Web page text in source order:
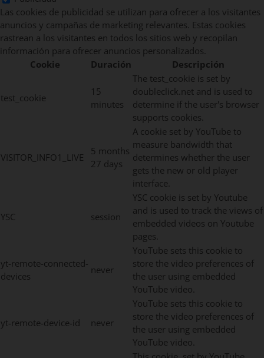
Las cookies de publicidad se utilizan para ofrecer a los visitantes
anuncios y campañas de marketing relevantes. Estas cookies
rastrean a los visitantes en todos los sitios web y recopilan
información para ofrecer anuncios personalizados.
Cookie
Duración Descripción
test_cookie
15
minutes
The test_cookie is set by
doubleclick.net and is used to
determine if the user's browser
supports cookies.
VISITOR_INFO1_LIVE
5 months
27 days
A cookie set by YouTube to
measure bandwidth that
determines whether the user
gets the new or old player
interface.
YSC session
YSC cookie is set by Youtube
and is used to track the views of
embedded videos on Youtube
pages.
yt-remote-connected-
devices
never
YouTube sets this cookie to
store the video preferences of
the user using embedded
YouTube video.
yt-remote-device-id never
YouTube sets this cookie to
store the video preferences of
the user using embedded
YouTube video.